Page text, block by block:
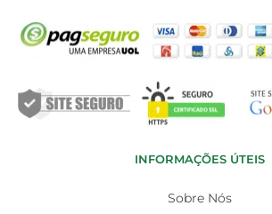
INFORMAÇÕES ÚTEIS
Sobre Nós